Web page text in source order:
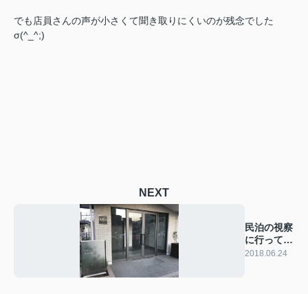
でも店員さんの声が小さくて聞き取りにくいのが残念でした
σ(^_^;)
NEXT
民泊の視察
に行ってき
ました。
2018.06.24